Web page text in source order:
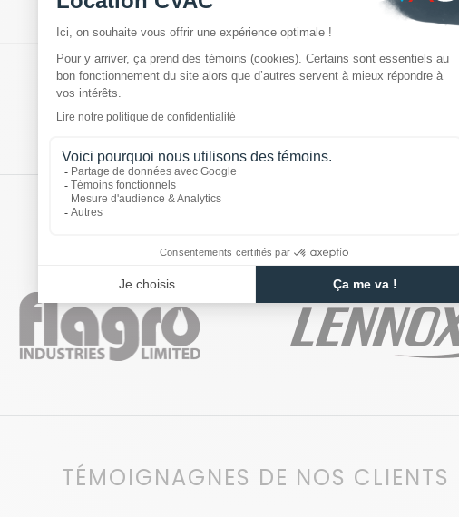
NOS MARQUES DE CONFIANCE
TÉMOIGNAGNES DE NOS CLIENTS